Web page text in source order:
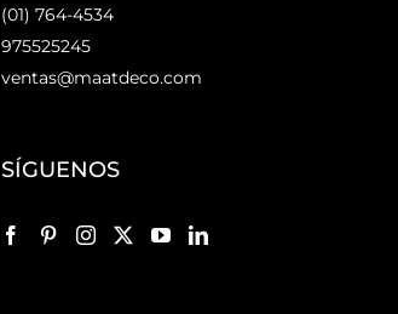
(01) 764-4534
975525245
ventas@maatdeco.com
SÍGUENOS